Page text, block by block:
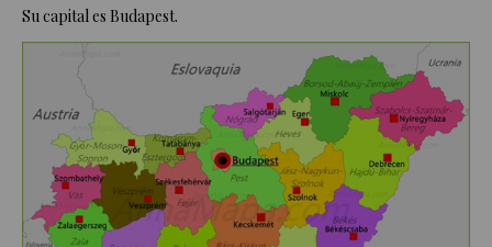
Su capital es Budapest.